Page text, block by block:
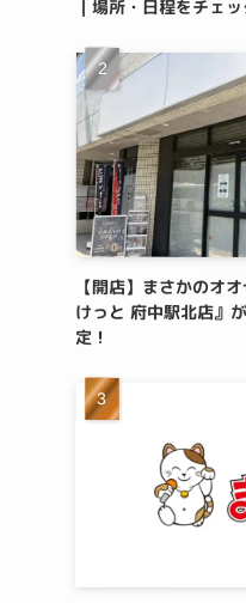
｜場所・日程をチェ
【開店】まさかのオ
けっと 府中駅北店』
定！